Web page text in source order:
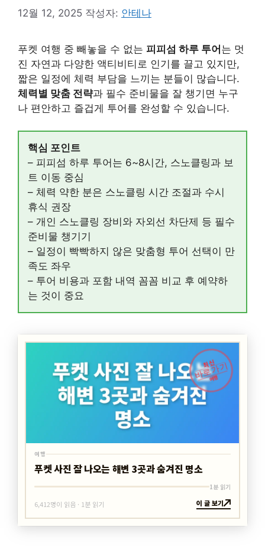
12월 12, 2025 작성자: 안테나
푸켓 여행 중 빼놓을 수 없는 피피섬 하루 투어는 멋
진 자연과 다양한 액티비티로 인기를 끌고 있지만,
짧은 일정에 체력 부담을 느끼는 분들이 많습니다.
체력별 맞춤 전략과 필수 준비물을 잘 챙기면 누구
나 편안하고 즐겁게 투어를 완성할 수 있습니다.
핵심 포인트
– 피피섬 하루 투어는 6~8시간, 스노클링과 보
트 이동 중심
– 체력 약한 분은 스노클링 시간 조절과 수시
휴식 권장
– 개인 스노클링 장비와 자외선 차단제 등 필수
준비물 챙기기
– 일정이 빡빡하지 않은 맞춤형 투어 선택이 만
족도 좌우
– 투어 비용과 포함 내역 꼼꼼 비교 후 예약하
는 것이 중요
최신
바로가기
여행
여행
푸켓 사진 잘 나오는 해변 3곳과 숨겨진 명소
1분 읽기
6,412명이 읽음 · 1분 읽기 이 글 보기